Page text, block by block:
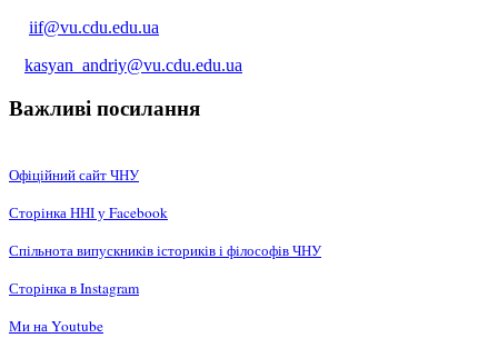
iif@vu.cdu.edu.ua
kasyan_andriy@vu.cdu.edu.ua
Важливі посилання
Офіційний сайт ЧНУ
Сторінка ННІ у Facebook
Спільнота випускників істориків і філософів ЧНУ
Сторінка в Instagram
Ми на Youtube